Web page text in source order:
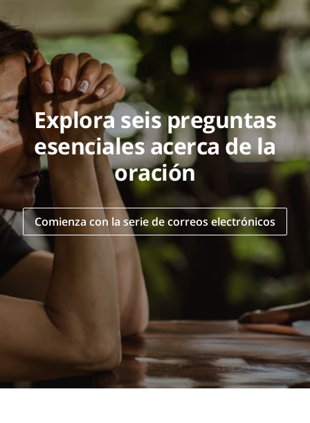
Explora seis preguntas
esenciales acerca de la
oración
Comienza con la serie de correos electrónicos